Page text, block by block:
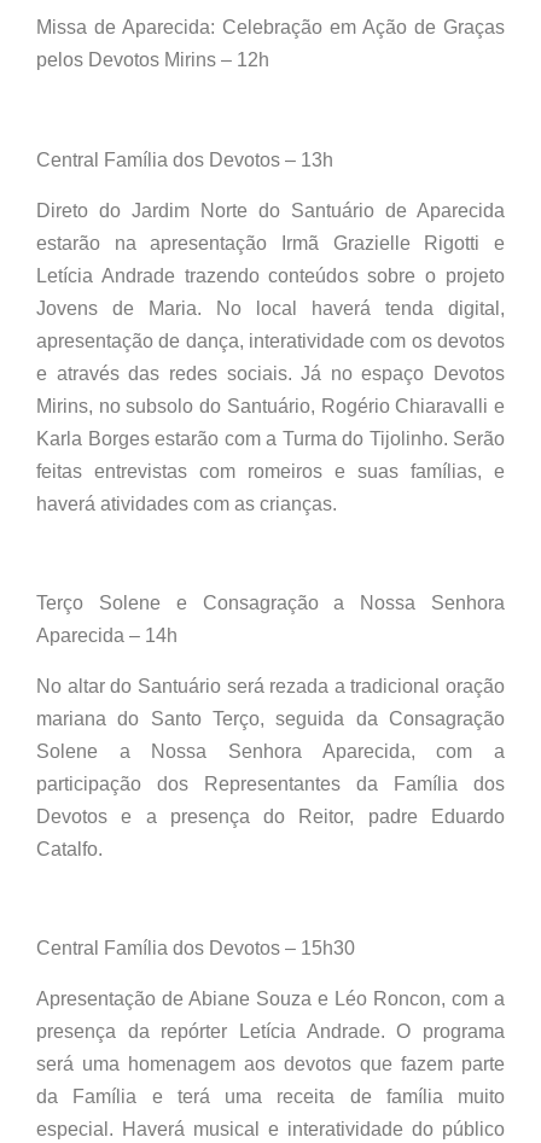
Missa de Aparecida: Celebração em Ação de Graças
pelos Devotos Mirins – 12h
Central Família dos Devotos – 13h
Direto do Jardim Norte do Santuário de Aparecida
estarão na apresentação Irmã Grazielle Rigotti e
Letícia Andrade trazendo conteúdos sobre o projeto
Jovens de Maria. No local haverá tenda digital,
apresentação de dança, interatividade com os devotos
e através das redes sociais. Já no espaço Devotos
Mirins, no subsolo do Santuário, Rogério Chiaravalli e
Karla Borges estarão com a Turma do Tijolinho. Serão
feitas entrevistas com romeiros e suas famílias, e
haverá atividades com as crianças.
Terço Solene e Consagração a Nossa Senhora
Aparecida – 14h
No altar do Santuário será rezada a tradicional oração
mariana do Santo Terço, seguida da Consagração
Solene a Nossa Senhora Aparecida, com a
participação dos Representantes da Família dos
Devotos e a presença do Reitor, padre Eduardo
Catalfo.
Central Família dos Devotos – 15h30
Apresentação de Abiane Souza e Léo Roncon, com a
presença da repórter Letícia Andrade. O programa
será uma homenagem aos devotos que fazem parte
da Família e terá uma receita de família muito
especial. Haverá musical e interatividade do público